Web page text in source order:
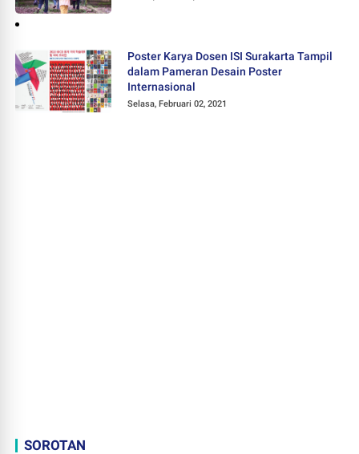
Poster Karya Dosen ISI Surakarta Tampil
dalam Pameran Desain Poster
Internasional
Selasa, Februari 02, 2021
SOROTAN